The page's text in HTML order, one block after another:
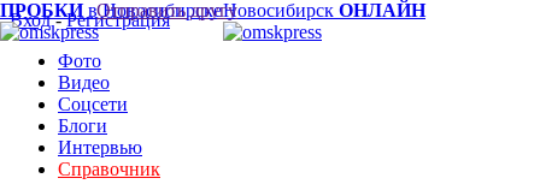
Вход-Регистрация
Фото
Видео
Соцсети
Блоги
Интервью
Справочник
ПРОБКИв НовосибирскеНовосибирск ОНЛАЙН
Отправить другу